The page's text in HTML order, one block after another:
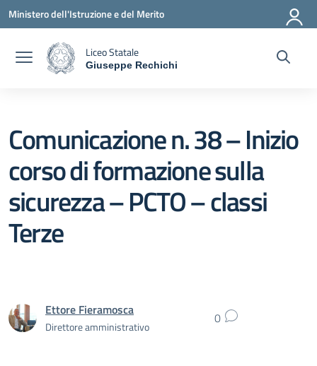
Vai ai contenuti
Vai al menu di navigazione
Vai al footer
Ministero dell'Istruzione e del Merito
Liceo Statale
Giuseppe Rechichi
Comunicazione n. 38 – Inizio
corso di formazione sulla
sicurezza – PCTO – classi
Terze
Ettore Fieramosca
Direttore amministrativo 0